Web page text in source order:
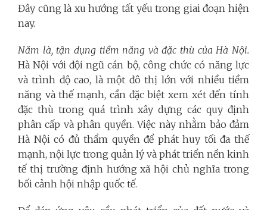
Đây cũng là xu hướng tất yếu trong giai đoạn hiện
nay.
Năm là, tận dụng tiềm năng và đặc thù của Hà Nội.
Hà Nội với đội ngũ cán bộ, công chức có năng lực
và trình độ cao, là một đô thị lớn với nhiều tiềm
năng và thế mạnh, cần đặc biệt xem xét đến tính
đặc thù trong quá trình xây dựng các quy định
phân cấp và phân quyền. Việc này nhằm bảo đảm
Hà Nội có đủ thẩm quyền để phát huy tối đa thế
mạnh, nội lực trong quản lý và phát triển nền kinh
tế thị trường định hướng xã hội chủ nghĩa trong
bối cảnh hội nhập quốc tế.